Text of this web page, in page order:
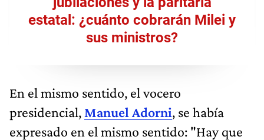
estatal: ¿cuánto cobrarán Milei y
sus ministros?
En el mismo sentido, el vocero
presidencial, Manuel Adorni, se había
expresado en el mismo sentido: "Hay que